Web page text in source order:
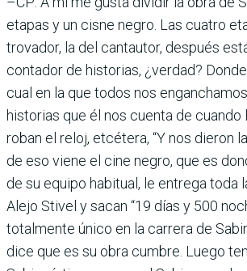
etapas y un cisne negro. Las cuatro
trovador, la del cantautor, después
contador de historias, ¿verdad?
cual en la que todos nos
historias que él nos cuenta de cuando
roban el reloj, etcétera, “Y nos dieron
de eso viene el cine negro, que es
de su equipo habitual, le entrega toda
Alejo Stivel y sacan “19 días y 500
totalmente único en la carrera de
dice que es su obra cumbre. Luego